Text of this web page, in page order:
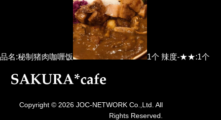
品名:秘制猪肉咖喱饭 1个 辣度-★★:1个
Copyright © 2026 JOC-NETWORK Co.,Ltd. All
Rights Reserved.